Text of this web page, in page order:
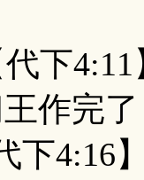
下4:11
王作完
盆、